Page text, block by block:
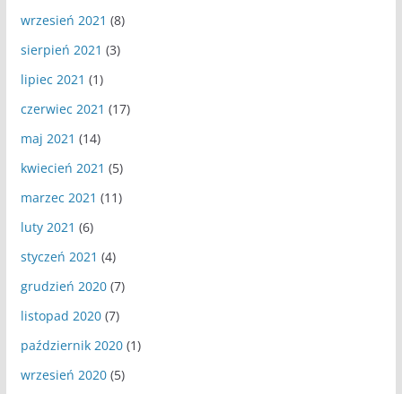
wrzesień 2021 (8)
sierpień 2021 (3)
lipiec 2021 (1)
czerwiec 2021 (17)
maj 2021 (14)
kwiecień 2021 (5)
marzec 2021 (11)
luty 2021 (6)
styczeń 2021 (4)
grudzień 2020(7)
listopad 2020(7)
październik 2020(1)
wrzesień 2020(5)